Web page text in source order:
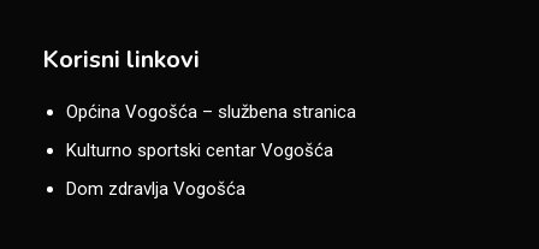
Korisni linkovi
Općina Vogošća – službena stranica
Kulturno sportski centar Vogošća
Dom zdravlja Vogošća